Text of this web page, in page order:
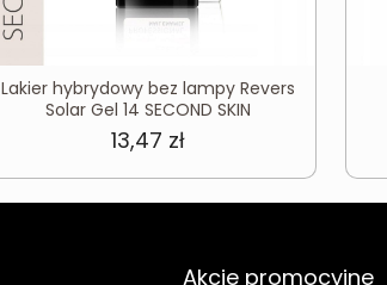
Lakier hybrydowy bez lampy Revers
Solar Gel 14 SECOND SKIN
13,47 zł
Akcje promocyjne